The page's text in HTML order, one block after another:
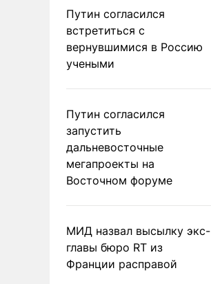
Путин согласился
встретиться с
вернувшимися в Россию
учеными
Путин согласился
запустить
дальневосточные
мегапроекты на
Восточном форуме
МИД назвал высылку экс-
главы бюро RT из
Франции расправой